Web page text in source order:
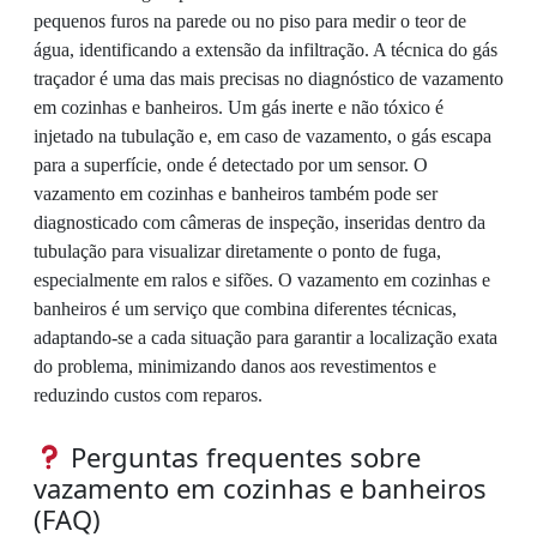
pequenos furos na parede ou no piso para medir o teor de
água, identificando a extensão da infiltração. A técnica do gás
traçador é uma das mais precisas no diagnóstico de vazamento
em cozinhas e banheiros. Um gás inerte e não tóxico é
injetado na tubulação e, em caso de vazamento, o gás escapa
para a superfície, onde é detectado por um sensor. O
vazamento em cozinhas e banheiros também pode ser
diagnosticado com câmeras de inspeção, inseridas dentro da
tubulação para visualizar diretamente o ponto de fuga,
especialmente em ralos e sifões. O vazamento em cozinhas e
banheiros é um serviço que combina diferentes técnicas,
adaptando-se a cada situação para garantir a localização exata
do problema, minimizando danos aos revestimentos e
reduzindo custos com reparos.
Perguntas frequentes sobre
vazamento em cozinhas e banheiros
(FAQ)